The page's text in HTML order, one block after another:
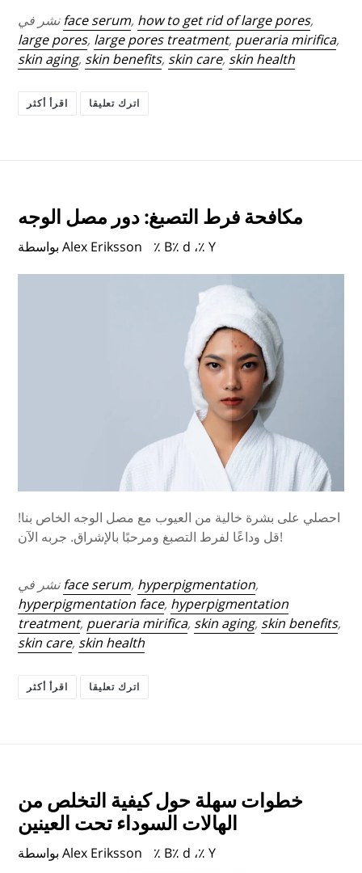
نشر فيface serum, how to get rid of large pores,
large pores, large pores treatment, pueraria mirifica,
skin aging, skin benefits, skin care, skin health
اقرأ أكثر اترك تعليقا
مكافحة فرط التصبغ: دور مصل الوجه
بواسطة Alex Eriksson ٪ B٪ d ،٪ Y
احصلي على بشرة خالية من العيوب مع مصل الوجه الخاص بنا!
قل وداعًا لفرط التصبغ ومرحبًا بالإشراق. جربه الآن!
نشر فيface serum, hyperpigmentation,
hyperpigmentation face, hyperpigmentation
treatment, pueraria mirifica, skin aging, skin benefits,
skin care, skin health
اقرأ أكثر اترك تعليقا
خطوات سهلة حول كيفية التخلص من
الهالات السوداء تحت العينين
بواسطة Alex Eriksson ٪ B٪ d ،٪ Y